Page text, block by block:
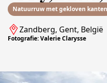
Natuurruw met gekloven kanten
Zandberg, Gent, België
Fotografie: Valerie Clarysse